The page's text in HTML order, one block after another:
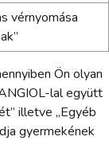
vérnyomása
Ön olyan
lal együtt
illetve „Egyéb
gyermekének